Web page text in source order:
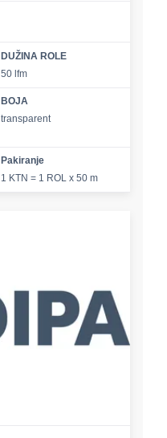
DUŽINA ROLE
50 lfm
BOJA
transparent
Pakiranje
1 KTN = 1 ROL x 50 m